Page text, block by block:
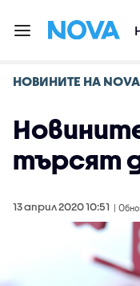
НОВИНИТЕ НА NOVA
търсят
13 април 2020 10:51 |